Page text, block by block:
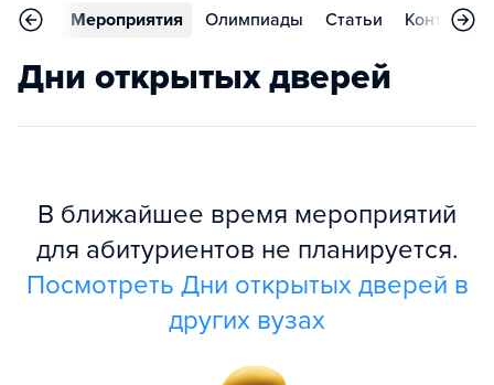
Мероприятия Олимпиады Статьи Контакты
Дни открытых дверей
В ближайшее время мероприятий
для абитуриентов не планируется.
Посмотреть Дни открытых дверей в
других вузах